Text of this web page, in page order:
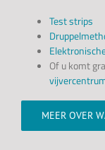
Test strips
Of u komt
MEER OVER